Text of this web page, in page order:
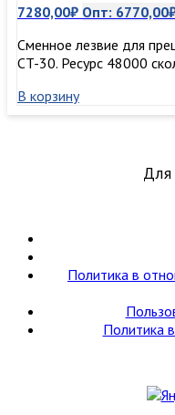
7280,00₽ Опт: 6770,00
Сменное лезвие для
CT-30. Ресурс 48000
В корзину
Для
Политика в
Политика